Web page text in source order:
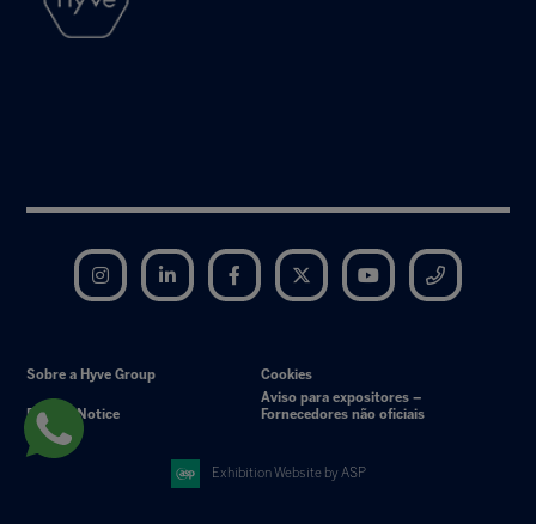
Instagram LinkedIn Facebook Twitter YouTube
Sobre a Hyve Group Cookies
Privacy Notice
Aviso para expositores –
Fornecedores não oficiais
Exhibition Website by ASP